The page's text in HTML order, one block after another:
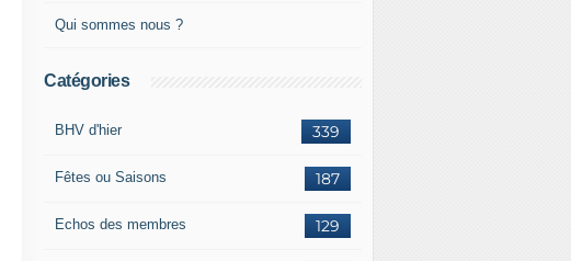
Qui sommes nous ?
Catégories
339
BHV d'hier
187
Fêtes ou Saisons
129
Echos des membres